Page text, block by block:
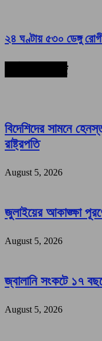
২৪ ঘণ্টায় ৫৩০ ডেঙ্গু
বিদেশিদের সামনে
রাষ্ট্রপতি
August 5, 2026
জুলাইয়ের আকাঙ্ক্ষা
August 5, 2026
জ্বালানি সংকটে ১৭
August 5, 2026